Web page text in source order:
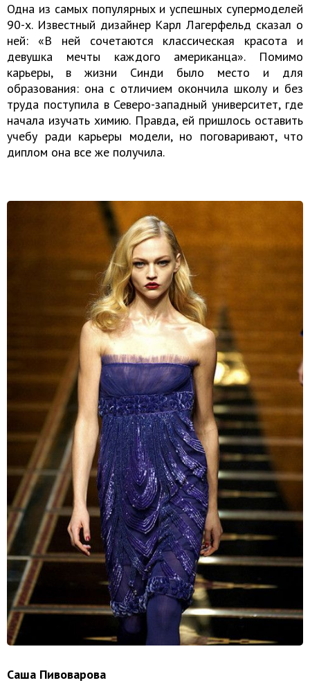
Одна из самых популярных и успешных супермоделей
90-х. Известный дизайнер Карл Лагерфельд сказал о
ней: «В ней сочетаются классическая красота и
девушка мечты каждого американца». Помимо
карьеры, в жизни Синди было место и для
образования: она с отличием окончила школу и без
труда поступила в Северо-западный университет, где
начала изучать химию. Правда, ей пришлось оставить
учебу ради карьеры модели, но поговаривают, что
диплом она все же получила.
Саша Пивоварова